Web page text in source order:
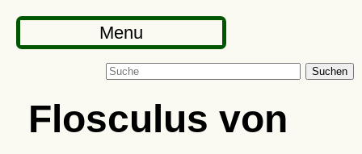
Menu
Suchen
Flosculus von